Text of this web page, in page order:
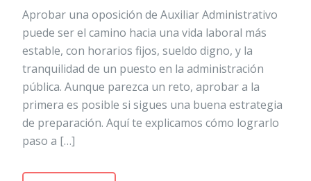
Aprobar una oposición de Auxiliar Administrativo
puede ser el camino hacia una vida laboral más
estable, con horarios fijos, sueldo digno, y la
tranquilidad de un puesto en la administración
pública. Aunque parezca un reto, aprobar a la
primera es posible si sigues una buena estrategia
de preparación. Aquí te explicamos cómo lograrlo
paso a […]